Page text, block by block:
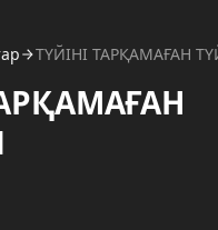
ТҮЙІНІ ТАРҚАМАҒАН